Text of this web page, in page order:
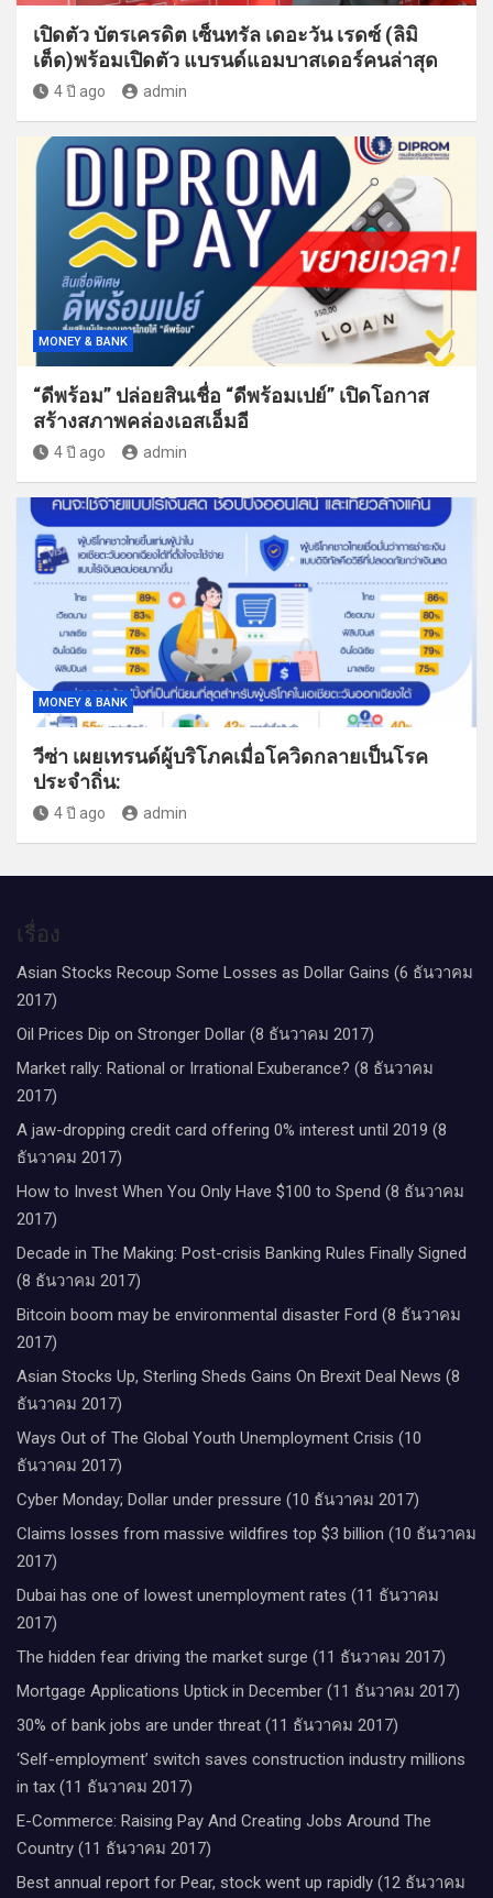
เปิดตัว บัตรเครดิต เซ็นทรัล เดอะวัน เรดซ์ (ลิมิ
เต็ด)พร้อมเปิดตัว แบรนด์แอมบาสเดอร์คนล่าสุด
4 ปี ago admin
MONEY & BANK
“ดีพร้อม” ปล่อยสินเชื่อ “ดีพร้อมเปย์” เปิดโอกาส
สร้างสภาพคล่องเอสเอ็มอี
4 ปี ago admin
MONEY & BANK
วีซ่า เผยเทรนด์ผู้บริโภคเมื่อโควิดกลายเป็นโรค
ประจำถิ่น:
4 ปี ago admin
เรื่อง
Asian Stocks Recoup Some Losses as Dollar Gains (6 ธันวาคม
2017)
Oil Prices Dip on Stronger Dollar (8 ธันวาคม 2017)
Market rally: Rational or Irrational Exuberance? (8 ธันวาคม
2017)
A jaw-dropping credit card offering 0% interest until 2019 (8
ธันวาคม 2017)
How to Invest When You Only Have $100 to Spend (8 ธันวาคม
2017)
Decade in The Making: Post-crisis Banking Rules Finally Signed
(8 ธันวาคม 2017)
Bitcoin boom may be environmental disaster Ford (8 ธันวาคม
2017)
Asian Stocks Up, Sterling Sheds Gains On Brexit Deal News (8
ธันวาคม 2017)
Ways Out of The Global Youth Unemployment Crisis (10
ธันวาคม 2017)
Cyber Monday; Dollar under pressure (10 ธันวาคม 2017)
Claims losses from massive wildfires top $3 billion (10 ธันวาคม
2017)
Dubai has one of lowest unemployment rates (11 ธันวาคม
2017)
The hidden fear driving the market surge (11 ธันวาคม 2017)
Mortgage Applications Uptick in December (11 ธันวาคม 2017)
30% of bank jobs are under threat (11 ธันวาคม 2017)
‘Self-employment’ switch saves construction industry millions
in tax (11 ธันวาคม 2017)
E-Commerce: Raising Pay And Creating Jobs Around The
Country (11 ธันวาคม 2017)
Best annual report for Pear, stock went up rapidly (12 ธันวาคม